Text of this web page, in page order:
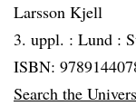
Larsson Kjell
3. uppl. : Lund :
ISBN:
Search the